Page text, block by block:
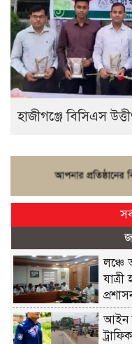
হাজীগঞ্জে বিসিএস
লঞ্চে
আইন